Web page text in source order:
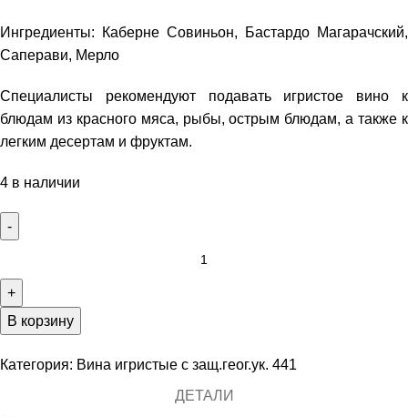
Ингредиенты: Каберне Совиньон, Бастардо Магарачский,
Саперави, Мерло
Специалисты рекомендуют подавать игристое вино к
блюдам из красного мяса, рыбы, острым блюдам, а также к
легким десертам и фруктам.
4 в наличии
В корзину
Категория: Вина игристые с защ.геог.ук. 441
ДЕТАЛИ